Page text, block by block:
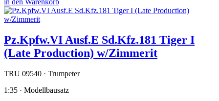
in den Warenkorb
Pz.Kpfw.VI Ausf.E Sd.Kfz.181 Tiger I
(Late Production) w/Zimmerit
TRU 09540 · Trumpeter
1:35 · Modellbausatz